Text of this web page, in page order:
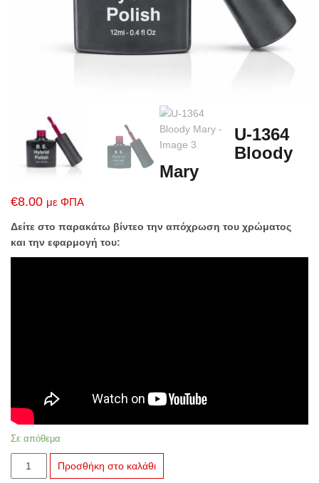
U-1364
Bloody
Mary
€8.00 με ΦΠΑ
Δείτε στο παρακάτω βίντεο την απόχρωση του χρώματος
και την εφαρμογή του:
Σε απόθεμα
1364
Προσθήκη στο καλάθι